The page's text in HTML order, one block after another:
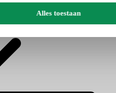
Alles toestaan